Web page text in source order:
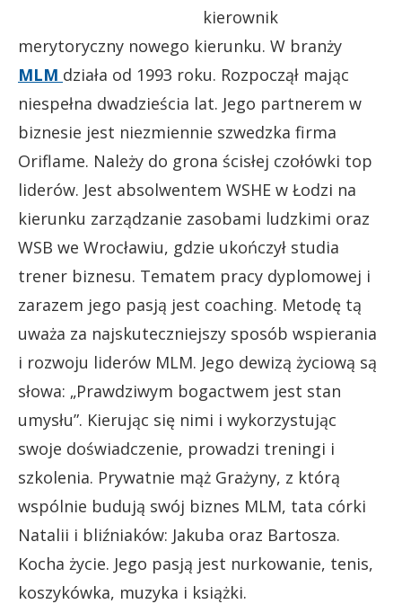
kierownik
merytoryczny nowego kierunku. W branży
MLM działa od 1993 roku. Rozpoczął mając
niespełna dwadzieścia lat. Jego partnerem w
biznesie jest niezmiennie szwedzka firma
Oriflame. Należy do grona ścisłej czołówki top
liderów. Jest absolwentem WSHE w Łodzi na
kierunku zarządzanie zasobami ludzkimi oraz
WSB we Wrocławiu, gdzie ukończył studia
trener biznesu. Tematem pracy dyplomowej i
zarazem jego pasją jest coaching. Metodę tą
uważa za najskuteczniejszy sposób wspierania
i rozwoju liderów MLM. Jego dewizą życiową są
słowa: „Prawdziwym bogactwem jest stan
umysłu”. Kierując się nimi i wykorzystując
swoje doświadczenie, prowadzi treningi i
szkolenia. Prywatnie mąż Grażyny, z którą
wspólnie budują swój biznes MLM, tata córki
Natalii i bliźniaków: Jakuba oraz Bartosza.
Kocha życie. Jego pasją jest nurkowanie, tenis,
koszykówka, muzyka i książki.